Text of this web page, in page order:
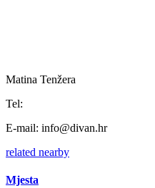
Matina Tenžera
Tel:
E-mail: info@divan.hr
related nearby
Mjesta